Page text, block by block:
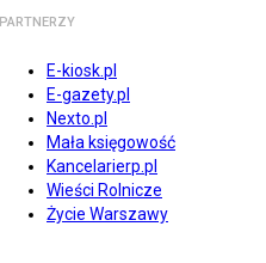
PARTNERZY
E-kiosk.pl
E-gazety.pl
Nexto.pl
Mała księgowość
Kancelarierp.pl
Wieści Rolnicze
Życie Warszawy